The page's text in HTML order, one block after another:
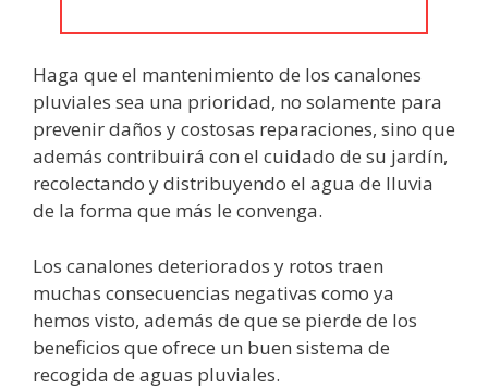
Haga que el mantenimiento de los canalones
pluviales sea una prioridad, no solamente para
prevenir daños y costosas reparaciones, sino que
además contribuirá con el cuidado de su jardín,
recolectando y distribuyendo el agua de lluvia
de la forma que más le convenga.
Los canalones deteriorados y rotos traen
muchas consecuencias negativas como ya
hemos visto, además de que se pierde de los
beneficios que ofrece un buen sistema de
recogida de aguas pluviales.